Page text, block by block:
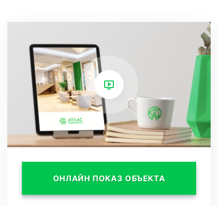
инфраструктура: детская поликлиника,
школы, детские сады, магазины и аптеки.
Здесь есть всё для вашего комфортного и
беззаботного проживания.
ОНЛАЙН ПОКАЗ ОБЪЕКТА